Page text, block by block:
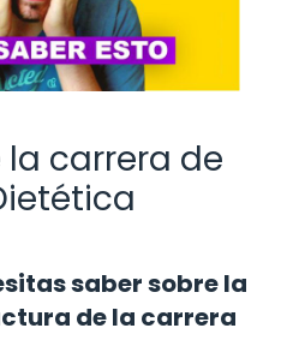
carrera de
saber sobre la
de la carrera